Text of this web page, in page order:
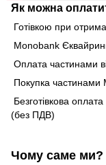
Як можна
Готівкою при
Monobank
Оплата частинами
Покупка частинами
Безготівкова
(без ПДВ)
Чому саме ми?